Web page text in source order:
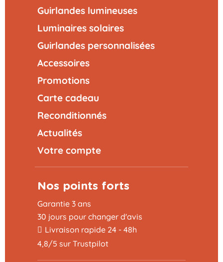
Guirlandes lumineuses
Luminaires solaires
Guirlandes personnalisées
Accessoires
Promotions
Carte cadeau
Reconditionnés
Actualités
Votre compte
Nos points forts
Garantie 3 ans
30 jours pour changer d'avis
Livraison rapide 24 - 48h
4,8/5 sur Trustpilot